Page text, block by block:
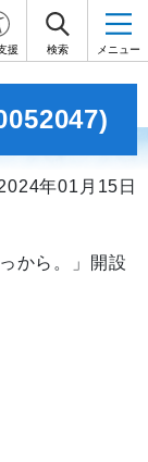
援 検索 メニュー
年01月15日
から。」開設